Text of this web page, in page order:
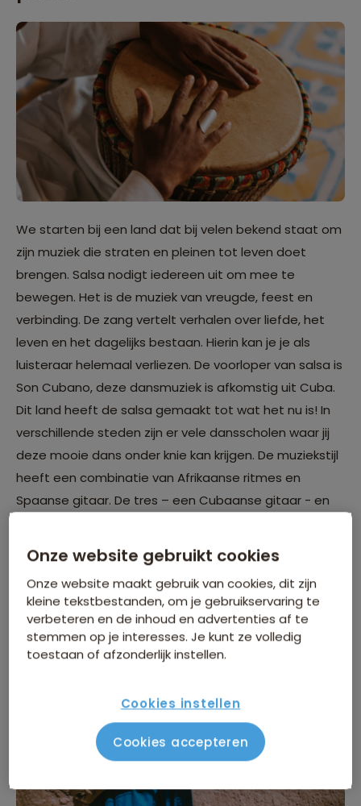
We starten bij een land dat bij velen bekend staat om
zijn muziek die straten en pleinen tot leven doet
brengen. Salsa nodigt iedereen uit om mee te
bewegen. Het is de muziek van vreugde, feest en
verbinding. De zang vertelt verhalen over liefde, het
leven en het dagelijks bestaan. Hierin kan je je als
luisteraar helemaal verliezen. De voorloper van salsa is
Son Cubano, deze dansmuziek is afkomstig uit Cuba.
Dit land heeft de salsa gemaakt tot wat het nu is! In
verschillende steden zijn er vele dansscholen waar jij
deze mooie dans onder knie kan krijgen. De muziekstijl
heeft een combinatie van Afrikaanse ritmes en
Spaanse gitaar. De tres – een Cubaanse gitaar - en
zangers met hoopvolle teksten het publiek - en
misschien ook wel jou - weten te raken.
Marokko - De klanken van
Gnawa
Onze website gebruikt cookies
Onze website maakt gebruik van cookies, dit zijn
kleine tekstbestanden, om je gebruikservaring te
verbeteren en de inhoud en advertenties af te
stemmen op je interesses. Je kunt ze volledig
toestaan of afzonderlijk instellen.
Cookies instellen
Cookies accepteren